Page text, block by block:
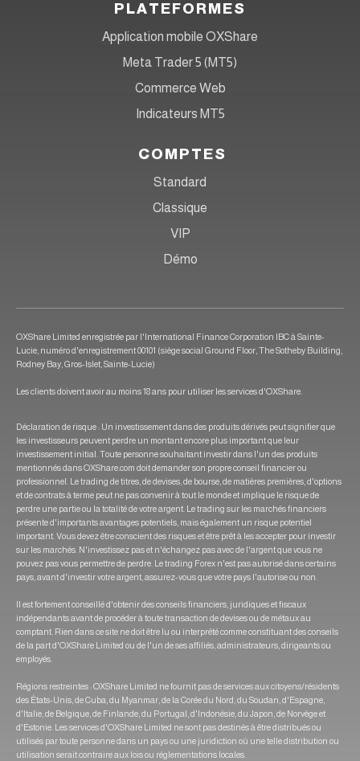
PLATEFORMES
Application mobile OXShare
Meta Trader 5 (MT5)
Commerce Web
Indicateurs MT5
COMPTES
Standard
Classique
VIP
Démo
OXShare Limited enregistrée par l'International Finance Corporation IBC à Sainte-
Lucie, numéro d'enregistrement 00101 (siège social Ground Floor, The Sotheby Building,
Rodney Bay, Gros-Islet, Sainte-Lucie)
Les clients doivent avoir au moins 18 ans pour utiliser les services d'OXShare.
Déclaration de risque : Un investissement dans des produits dérivés peut signifier que
les investisseurs peuvent perdre un montant encore plus important que leur
investissement initial. Toute personne souhaitant investir dans l'un des produits
mentionnés dans OXShare.com doit demander son propre conseil financier ou
professionnel. Le trading de titres, de devises, de bourse, de matières premières, d'options
et de contrats à terme peut ne pas convenir à tout le monde et implique le risque de
perdre une partie ou la totalité de votre argent. Le trading sur les marchés financiers
présente d'importants avantages potentiels, mais également un risque potentiel
important. Vous devez être conscient des risques et être prêt à les accepter pour investir
sur les marchés. N'investissez pas et n'échangez pas avec de l'argent que vous ne
pouvez pas vous permettre de perdre. Le trading Forex n'est pas autorisé dans certains
pays, avant d'investir votre argent, assurez-vous que votre pays l'autorise ou non.
Il est fortement conseillé d'obtenir des conseils financiers, juridiques et fiscaux
indépendants avant de procéder à toute transaction de devises ou de métaux au
comptant. Rien dans ce site ne doit être lu ou interprété comme constituant des conseils
de la part d'OXShare Limited ou de l'un de ses affiliés, administrateurs, dirigeants ou
employés.
Régions restreintes : OXShare Limited ne fournit pas de services aux citoyens/résidents
des États-Unis, de Cuba, du Myanmar, de la Corée du Nord, du Soudan, d'Espagne,
d'Italie, de Belgique, de Finlande, du Portugal, d'Indonésie, du Japon, de Norvège et
d'Estonie. Les services d'OXShare Limited ne sont pas destinés à être distribués ou
utilisés par toute personne dans un pays ou une juridiction où une telle distribution ou
utilisation serait contraire aux lois ou réglementations locales.